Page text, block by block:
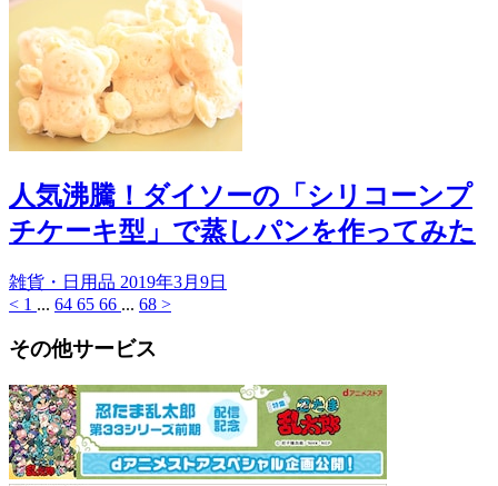
人気沸騰！ダイソーの「シリコーンプ
チケーキ型」で蒸しパンを作ってみた
雑貨・日用品 2019年3月9日
< 1 ... 64 65 66 ... 68 >
その他サービス